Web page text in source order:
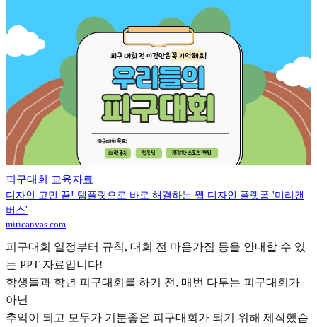
피구대회 교육자료
디자인 고민 끝! 템플릿으로 바로 해결하는 웹 디자인 플랫폼 '미리캔
버스'
miricanvas.com
피구대회 일정부터 규칙, 대회 전 마음가짐 등을 안내할 수 있
는 PPT 자료입니다!
학생들과 학년 피구대회를 하기 전, 매번 다투는 피구대회가
아닌
추억이 되고 모두가 기분좋은 피구대회가 되기 위해 제작했습